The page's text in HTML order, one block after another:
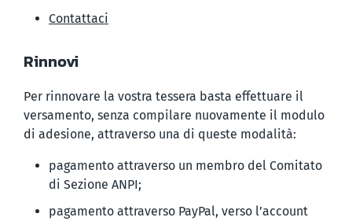
Contattaci
Rinnovi
Per rinnovare la vostra tessera basta effettuare il
versamento, senza compilare nuovamente il modulo
di adesione, attraverso una di queste modalità:
pagamento attraverso un membro del Comitato
di Sezione ANPI;
pagamento attraverso PayPal, verso l’account